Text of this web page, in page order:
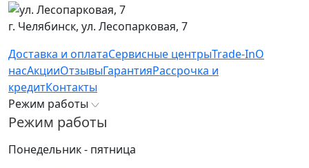
г. Челябинск, ул. Лесопарковая, 7
Доставка и оплатаСервисные центрыTrade-InО
насАкцииОтзывыГарантияРассрочка и
кредитКонтакты
Режим работы
Режим работы
Понедельник - пятница